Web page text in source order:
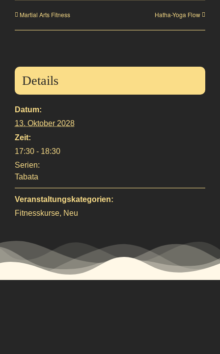
Martial Arts Fitness Hatha-Yoga Flow
Details
Datum:
13. Oktober 2028
Zeit:
17:30 - 18:30
Serien:
Tabata
Veranstaltungskategorien:
Fitnesskurse, Neu